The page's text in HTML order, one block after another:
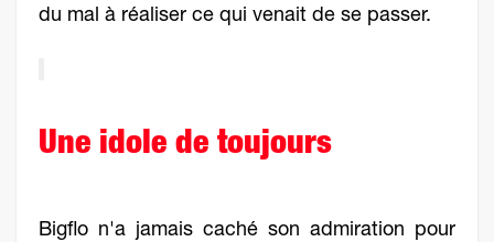
du mal à réaliser ce qui venait de se passer.
Une idole de toujours
Bigflo n'a jamais caché son admiration pour